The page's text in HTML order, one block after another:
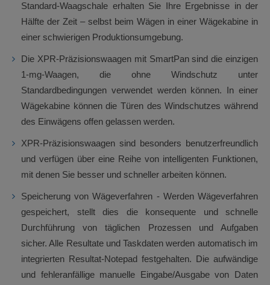
Standard-Waagschale erhalten Sie Ihre Ergebnisse in der
Hälfte der Zeit – selbst beim Wägen in einer Wägekabine in
einer schwierigen Produktionsumgebung.
Die XPR-Präzisionswaagen mit SmartPan sind die einzigen
1-mg-Waagen, die ohne Windschutz unter
Standardbedingungen verwendet werden können. In einer
Wägekabine können die Türen des Windschutzes während
des Einwägens offen gelassen werden.
XPR-Präzisionswaagen sind besonders benutzerfreundlich
und verfügen über eine Reihe von intelligenten Funktionen,
mit denen Sie besser und schneller arbeiten können.
Speicherung von Wägeverfahren - Werden Wägeverfahren
gespeichert, stellt dies die konsequente und schnelle
Durchführung von täglichen Prozessen und Aufgaben
sicher. Alle Resultate und Taskdaten werden automatisch im
integrierten Resultat-Notepad festgehalten. Die aufwändige
und fehleranfällige manuelle Eingabe/Ausgabe von Daten